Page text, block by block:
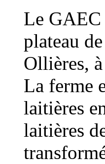
Le GAEC
plateau
Ollières,
La ferme
laitières
laitières